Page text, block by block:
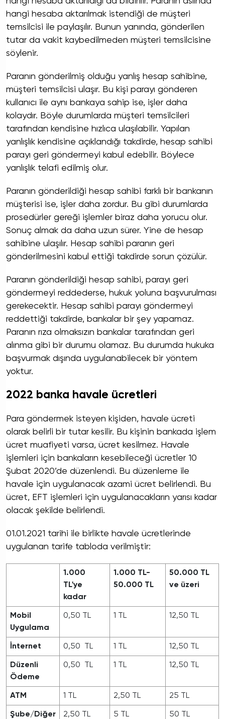
hangi hesaba aktarılmak istendiği de müşteri
temsilcisi ile paylaşılır. Bunun yanında, gönderilen
tutar da vakit kaybedilmeden müşteri temsilcisine
söylenir.
Paranın gönderilmiş olduğu yanlış hesap sahibine,
müşteri temsilcisi ulaşır. Bu kişi parayı gönderen
kullanıcı ile aynı bankaya sahip ise, işler daha
kolaydır. Böyle durumlarda müşteri temsilcileri
tarafından kendisine hızlıca ulaşılabilir. Yapılan
yanlışlık kendisine açıklandığı takdirde, hesap sahibi
parayı geri göndermeyi kabul edebilir. Böylece
yanlışlık telafi edilmiş olur.
Paranın gönderildiği hesap sahibi farklı bir bankanın
müşterisi ise, işler daha zordur. Bu gibi durumlarda
prosedürler gereği işlemler biraz daha yorucu olur.
Sonuç almak da daha uzun sürer. Yine de hesap
sahibine ulaşılır. Hesap sahibi paranın geri
gönderilmesini kabul ettiği takdirde sorun çözülür.
Paranın gönderildiği hesap sahibi, parayı geri
göndermeyi reddederse, hukuk yoluna başvurulması
gerekecektir. Hesap sahibi parayı göndermeyi
reddettiği takdirde, bankalar bir şey yapamaz.
Paranın rıza olmaksızın bankalar tarafından geri
alınma gibi bir durumu olamaz. Bu durumda hukuka
başvurmak dışında uygulanabilecek bir yöntem
yoktur.
2022 banka havale ücretleri
Para göndermek isteyen kişiden, havale ücreti
olarak belirli bir tutar kesilir. Bu kişinin bankada işlem
ücret muafiyeti varsa, ücret kesilmez. Havale
işlemleri için bankaların kesebileceği ücretler 10
Şubat 2020’de düzenlendi. Bu düzenleme ile
havale için uygulanacak azami ücret belirlendi. Bu
ücret, EFT işlemleri için uygulanacakların yarısı kadar
olacak şekilde belirlendi.
01.01.2021 tarihi ile birlikte havale ücretlerinde
uygulanan tarife tabloda verilmiştir:
1.000
TL'ye
kadar
1.000 TL-
50.000 TL
50.000 TL
ve üzeri
Mobil
Uygulama
0,50 TL 1 TL 12,50 TL
İnternet 0,50 TL 1 TL 12,50 TL
Düzenli
Ödeme
0,50 TL 1 TL 12,50 TL
ATM 1 TL 2,50 TL 25 TL
Şube/Diğer 2,50 TL 5 TL 50 TL